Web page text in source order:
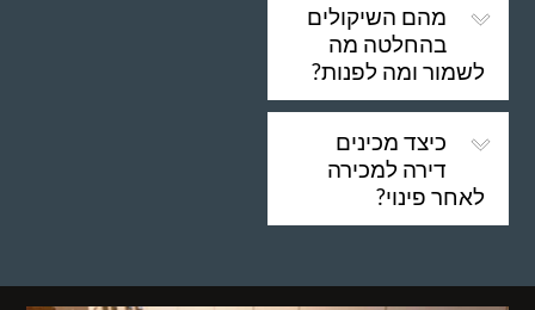
מהם השיקולים
בהחלטה מה
לשמור ומה לפנות?
כיצד מכינים
דירה למכירה
לאחר פינוי?